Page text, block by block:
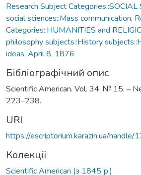
Research Subject Categories::SOCIAL
social sciences::Mass communication,
Categories::HUMANITIES and
philosophy subjects::History
ideas, April 8, 1876
Бібліографічний опис
Scientific American. Vol. 34, № 15. –
223–238.
URI
https://escriptorium.karazin.ua/
Колекції
Scientific American (з 1845 р.)